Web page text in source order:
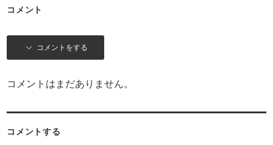
コメント
コメントをする
コメントはまだありません。
コメントする